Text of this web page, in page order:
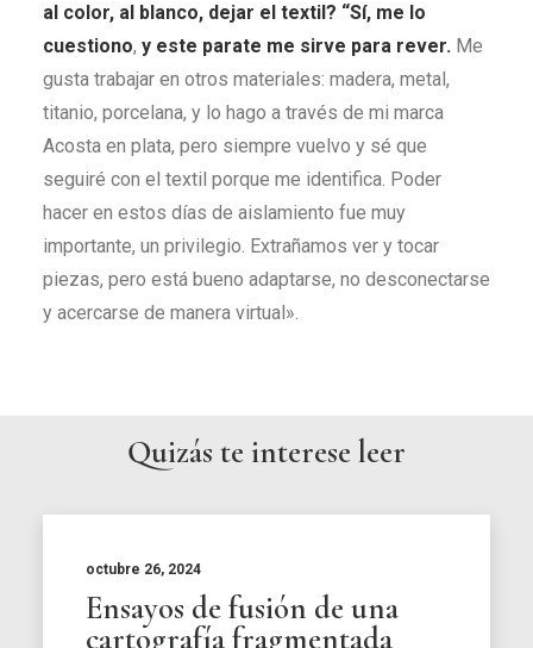
al color, al blanco, dejar el textil? “Sí, me lo
cuestiono, y este parate me sirve para rever. Me
gusta trabajar en otros materiales: madera, metal,
titanio, porcelana, y lo hago a través de mi marca
Acosta en plata, pero siempre vuelvo y sé que
seguiré con el textil porque me identifica. Poder
hacer en estos días de aislamiento fue muy
importante, un privilegio. Extrañamos ver y tocar
piezas, pero está bueno adaptarse, no desconectarse
y acercarse de manera virtual».
Quizás te interese leer
octubre 26, 2024
Ensayos de fusión de una
cartografía fragmentada